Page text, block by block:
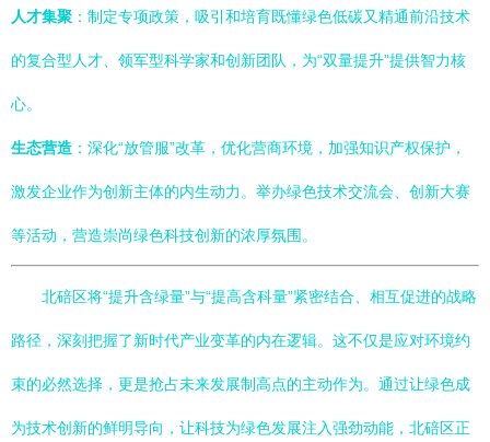
人才集聚 ：制定专项政策，吸引和培育既懂绿色低碳又精通前沿技术
的复合型人才、领军型科学家和创新团队，为“双量提升”提供智力核
心。
生态营造 ：深化“放管服”改革，优化营商环境，加强知识产权保护，
激发企业作为创新主体的内生动力。举办绿色技术交流会、创新大赛
等活动，营造崇尚绿色科技创新的浓厚氛围。
北碚区将“提升含绿量”与“提高含科量”紧密结合、相互促进的战略
路径，深刻把握了新时代产业变革的内在逻辑。这不仅是应对环境约
束的必然选择，更是抢占未来发展制高点的主动作为。通过让绿色成
为技术创新的鲜明导向，让科技为绿色发展注入强劲动能，北碚区正